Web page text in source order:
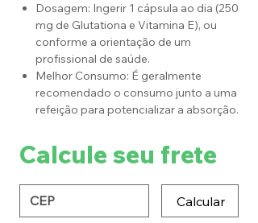
Dosagem: Ingerir 1 cápsula ao dia (250
mg de Glutationa e Vitamina E), ou
conforme a orientação de um
profissional de saúde.
Melhor Consumo: É geralmente
recomendado o consumo junto a uma
refeição para potencializar a absorção.
Calcule seu frete
Calcular